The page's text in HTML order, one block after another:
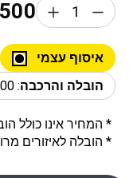
איסוף עצמי
הובלה והרכבה: 3000 ₪
* המחיר אינו כולל
* הובלה לאיזורים